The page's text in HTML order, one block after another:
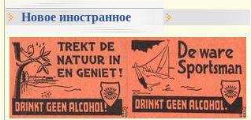
Новое иностранное